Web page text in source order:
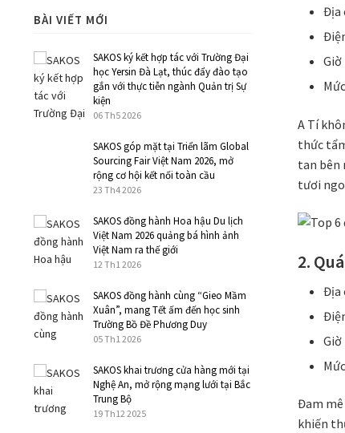
Địa
Giờ
A Tí
thức
tan bên
tươi
2.
Địa
Giờ
Đam mê
khiến
BÀI VIẾT MỚI
SAKOS ký kết hợp tác với Trường Đại
học Yersin Đà Lạt, thúc đẩy đào tạo
gắn với thực tiễn ngành Quản trị Sự
kiện
06 Th5 2026
SAKOS góp mặt tại Triển lãm Global
Sourcing Fair Việt Nam 2026, mở
rộng cơ hội kết nối toàn cầu
23 Th4 2026
SAKOS đồng hành Hoa hậu Du lịch
Việt Nam 2026 quảng bá hình ảnh
Việt Nam ra thế giới
12 Th1 2026
SAKOS đồng hành cùng “Gieo Mầm
Xuân”, mang Tết ấm đến học sinh
Trường Bồ Đề Phương Duy
05 Th1 2026
SAKOS khai trương cửa hàng mới tại
Nghệ An, mở rộng mạng lưới tại Bắc
Trung Bộ
19 Th12 2025